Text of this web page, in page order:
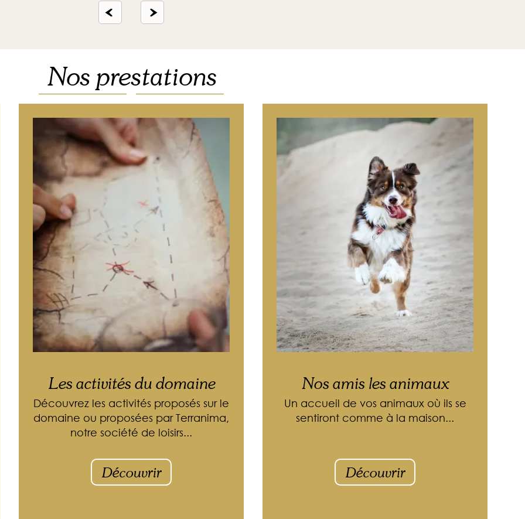
Nos prestations
Les activités du domaine
Découvrez les activités proposés sur le
domaine ou proposées par Terranima,
notre société de loisirs...
Découvrir
Nos amis les animaux
Un accueil de vos animaux où ils se
sentiront comme à la maison...
Découvrir